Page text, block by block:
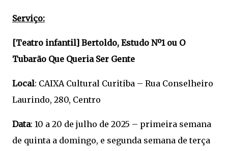
Serviço:
[Teatro infantil] Bertoldo, Estudo Nº1 ou O
Tubarão Que Queria Ser Gente
Local: CAIXA Cultural Curitiba – Rua Conselheiro
Laurindo, 280, Centro
Data: 10 a 20 de julho de 2025 – primeira semana
de quinta a domingo, e segunda semana de terça